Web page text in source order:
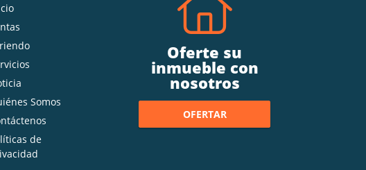
Somos
de
Oferte su
inmueble con
nosotros
OFERTAR